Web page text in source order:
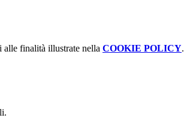
alle finalità illustrate nella COOKIE POLICY.